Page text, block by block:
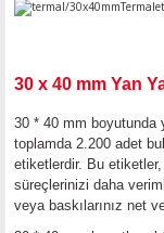
30 x 40 mm Yan
30 * 40 mm boyutunda
toplamda 2.200 adet
etiketlerdir. Bu
süreçlerinizi daha
veya baskılarınız net